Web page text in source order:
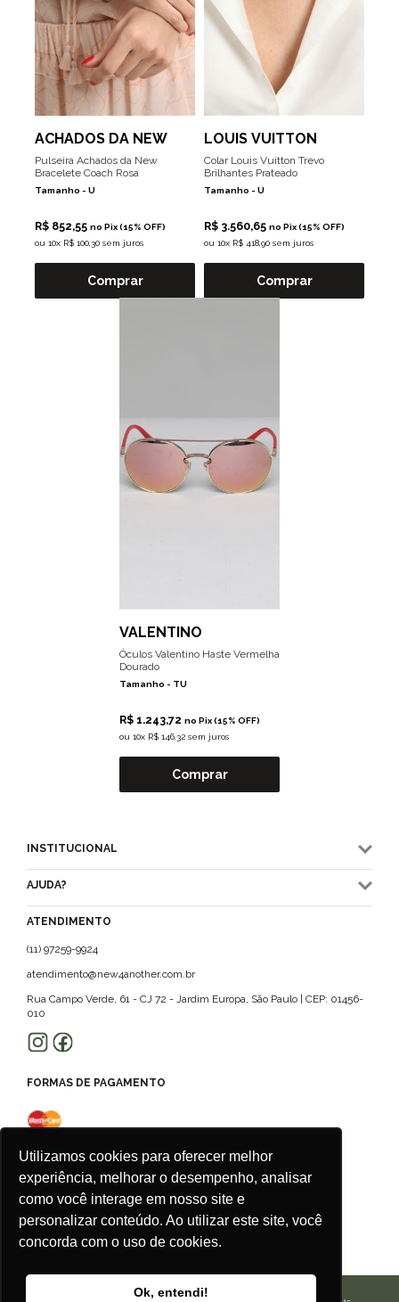
Utilizamos cookies para oferecer melhor
experiência, melhorar o desempenho, analisar
como você interage em nosso site e
personalizar conteúdo. Ao utilizar este site, você
concorda com o uso de cookies.
Ok, entendi!
ACHADOS DA NEW
Pulseira Achados da New
Bracelete Coach Rosa
Tamanho - U
R$ 852,55 no Pix (15% OFF)
ou 10x R$ 100,30 sem juros
Comprar
LOUIS VUITTON
Colar Louis Vuitton Trevo
Brilhantes Prateado
Tamanho - U
R$ 3.560,65 no Pix (15% OFF)
ou 10x R$ 418,90 sem juros
Comprar
VALENTINO
Óculos Valentino Haste Vermelha
Dourado
Tamanho - TU
R$ 1.243,72 no Pix (15% OFF)
ou 10x R$ 146,32 sem juros
Comprar
INSTITUCIONAL
AJUDA?
ATENDIMENTO
(11) 97259-9924
atendimento@new4another.com.br
Rua Campo Verde, 61 - CJ 72 - Jardim Europa, São Paulo | CEP: 01456-
010
FORMAS DE PAGAMENTO